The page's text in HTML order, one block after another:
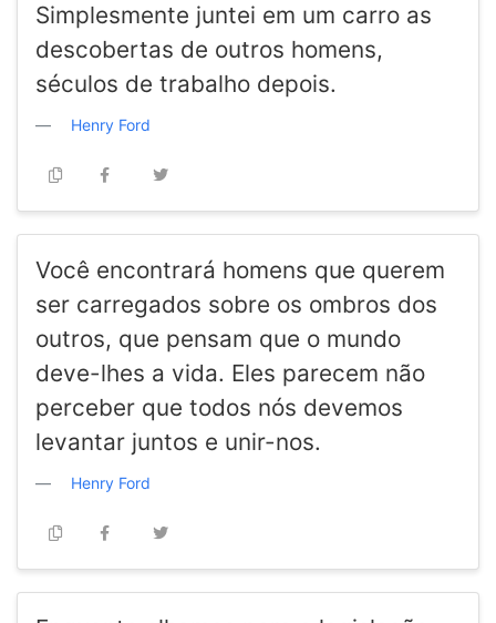
Simplesmente juntei em um carro as
descobertas de outros homens,
séculos de trabalho depois.
Henry Ford
Você encontrará homens que querem
ser carregados sobre os ombros dos
outros, que pensam que o mundo
deve-lhes a vida. Eles parecem não
perceber que todos nós devemos
levantar juntos e unir-nos.
Henry Ford